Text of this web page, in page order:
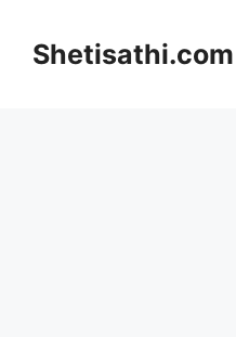
contentShetisathi.com